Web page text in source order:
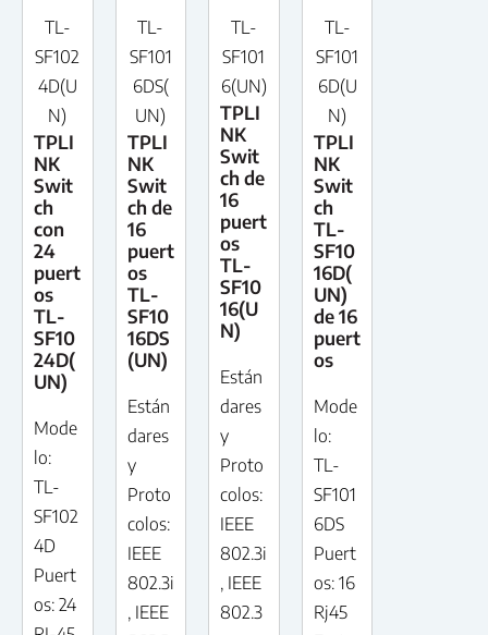
TL-
SF102
4D(U
N)
TPLI
NK
Swit
ch
con
24
puert
os
TL-
SF10
24D(
UN)
Mode
lo:
TL-
SF102
4D
Puert
os: 24
TL-
SF101
6DS(
UN)
TPLI
NK
Swit
ch de
16
puert
os
TL-
SF10
16DS
(UN)
Están
dares
y
Proto
colos:
IEEE
802.3i
, IEEE
TL-
SF101
6(UN)
TPLI
NK
Swit
ch de
16
puert
os
TL-
SF10
16(U
N)
Están
dares
y
Proto
colos:
IEEE
802.3i
, IEEE
802.3
TL-
SF101
6D(U
N)
TPLI
NK
Swit
ch
TL-
SF10
16D(
UN)
de 16
puert
os
Mode
lo:
TL-
SF101
6DS
Puert
os: 16
Rj45